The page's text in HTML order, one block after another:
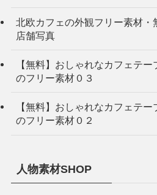
北欧カフェの外観フリー素材・
店舗写真
【無料】おしゃれなカフェテ
のフリー素材０３
【無料】おしゃれなカフェテ
のフリー素材０２
人物素材SHOP